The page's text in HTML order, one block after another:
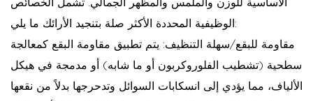
الأساسية للوزن والملمس والمظهر الجمالي. تشمل الخصائص
الوظيفية المحددة الأكثر صلة بتنجيد الأرائك ما يلي:
مقاومة للبقع/سهلة التنظيف: يتم تطبيق مقاومة البقع كمعالجة
سطحية (تشطيب الفلوروكربون أو ما شابه) أو مدمجة في هيكل
الألياف، مما يؤدي إلى انسكابات السوائل وتدحرجها بدلاً من نقعها